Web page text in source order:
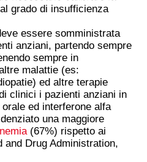
grado di insufficienza
essere somministrata
anziani, partendo sempre
sempre in
malattie (es:
ed altre terapie
clinici i pazienti anziani in
ed interferone alfa
una maggiore
(67%) rispetto ai
and Drug Administration,